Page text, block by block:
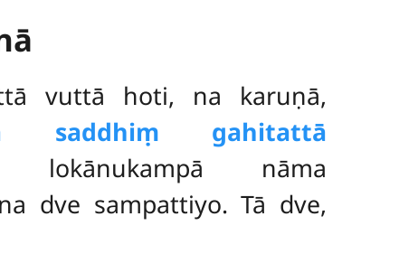
vuttā hoti, na karuṇā,
saddhiṃ gahitattā
lokānukampā nāma
dve sampattiyo. Tā dve,